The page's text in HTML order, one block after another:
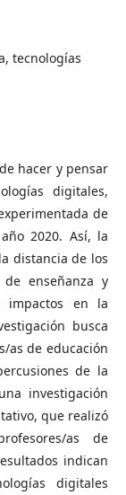
tecnologías
hacer y pensar
digitales,
de
2020. Así, la
distancia de los
enseñanza y
impactos en la
busca
as de educación
de la
investigación
que realizó
as de
indican
digitales